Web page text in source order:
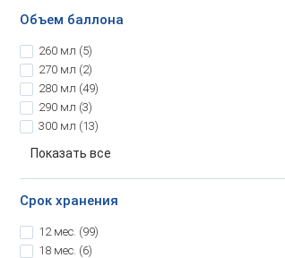
Объем баллона
260 мл (5)
270 мл (2)
280 мл (49)
290 мл (3)
300 мл (13)
Показать все
Срок хранения
12 мес. (99)
18 мес. (6)